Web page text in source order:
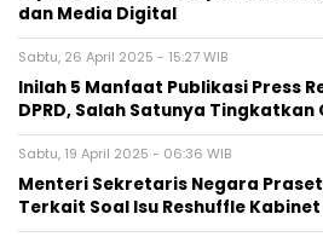
dan Media Digital
Sabtu, 26 April 2025 - 15:27 WIB
Inilah 5 Manfaat Publikasi Press
DPRD, Salah Satunya
Sabtu, 19 April 2025 - 06:36 WIB
Menteri Sekretaris Negara
Terkait Soal Isu Reshuffle